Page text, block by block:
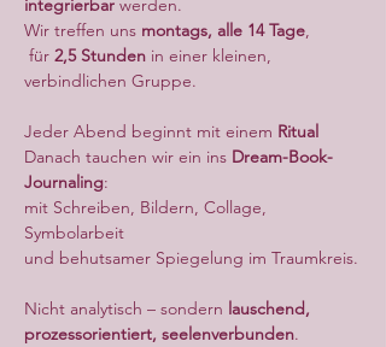
integrierbar werden.
Wir treffen uns montags, alle 14 Tage,
für 2,5 Stunden in einer kleinen,
verbindlichen Gruppe.
Jeder Abend beginnt mit einem Ritual
Danach tauchen wir ein ins Dream-Book-
Journaling:
mit Schreiben, Bildern, Collage,
Symbolarbeit
und behutsamer Spiegelung im Traumkreis.
Nicht analytisch – sondern lauschend,
prozessorientiert, seelenverbunden.